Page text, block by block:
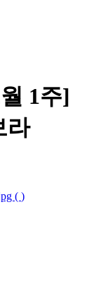
1주]
라
( )